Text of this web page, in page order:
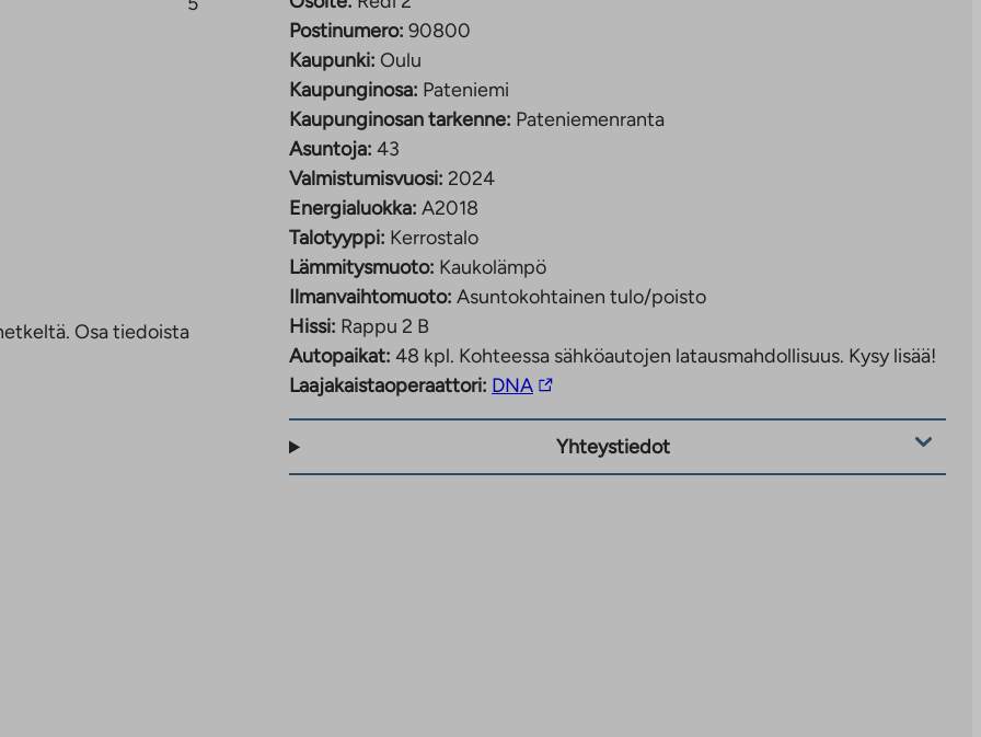
noudatamme
rahoitusta.
jotka tuottavat
Osa tiedoista
Postinumero: 90800
Kaupunki: Oulu
Kaupunginosa: Pateniemi
Kaupunginosan tarkenne: Pateniemenranta
Asuntoja: 43
Valmistumisvuosi: 2024
Energialuokka: A2018
Talotyyppi: Kerrostalo
Lämmitysmuoto: Kaukolämpö
Ilmanvaihtomuoto: Asuntokohtainen tulo/poisto
Hissi: Rappu 2 B
Autopaikat: 48 kpl. Kohteessa sähköautojen latausmahdollisuus. Kysy lisää!
Laajakaistaoperaattori: DNALinkki
vie
ulkopuoliseen
palveluun.
Yhteystiedot